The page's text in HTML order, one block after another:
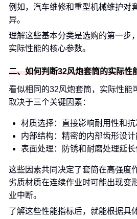
例如，汽车维修和重型机械维护对
异。
理解这些基本分类是选购的第一步
实际性能的核心参数。
二、如何判断32风炮套筒的实际性
看似相同的32风炮套筒，实际性能
取决于三个关键因素：
材质选择：直接影响耐用性和
内部结构：精密的内部齿形设
表面处理：防锈和耐磨处理延
这些因素共同决定了套筒在高强度
劣质材质在连续作业时可能出现变
业中断。
了解这些性能指标后，就能根据具